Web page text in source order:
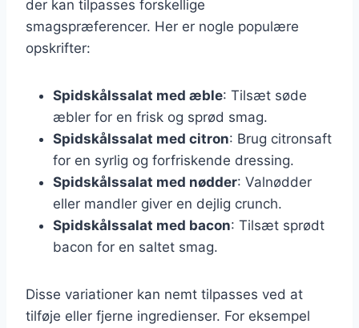
der kan tilpasses forskellige
smagspræferencer. Her er nogle populære
opskrifter:
Spidskålssalat med æble: Tilsæt søde
æbler for en frisk og sprød smag.
Spidskålssalat med citron: Brug citronsaft
for en syrlig og forfriskende dressing.
Spidskålssalat med nødder: Valnødder
eller mandler giver en dejlig crunch.
Spidskålssalat med bacon: Tilsæt sprødt
bacon for en saltet smag.
Disse variationer kan nemt tilpasses ved at
tilføje eller fjerne ingredienser. For eksempel